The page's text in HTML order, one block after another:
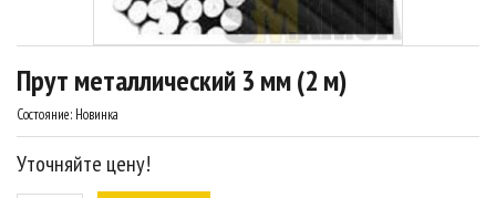
Прут металлический 3 мм (2 м)
Состояние: Новинка
Уточняйте цену!